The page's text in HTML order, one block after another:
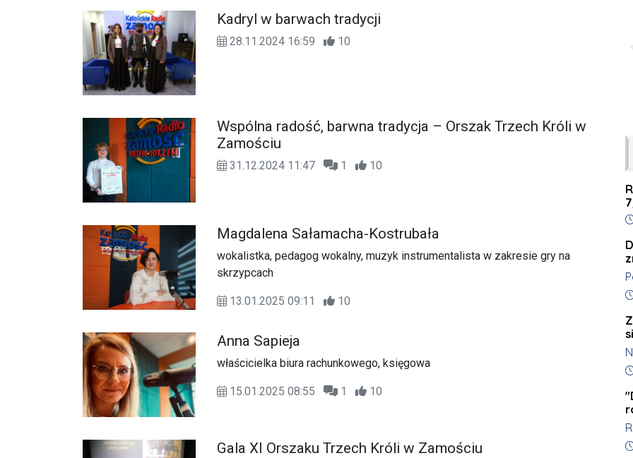
Kadryl w barwach tradycji
28.11.2024 16:59 10
Wspólna radość, barwna tradycja – Orszak Trzech Króli w
Zamościu
31.12.2024 11:47 1 10
Magdalena Sałamacha-Kostrubała
wokalistka, pedagog wokalny, muzyk instrumentalista w zakresie gry na
skrzypcach
13.01.2025 09:11 10
Anna Sapieja
właścicielka biura rachunkowego, księgowa
15.01.2025 08:55 1 10
Gala XI Orszaku Trzech Króli w Zamościu